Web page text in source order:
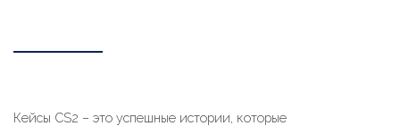
Кейсы CS2 – это успешные истории, которые